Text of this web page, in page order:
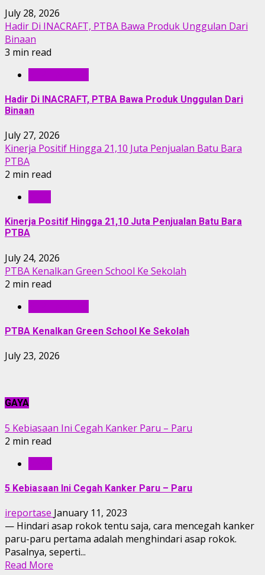
July 28, 2026
Hadir Di INACRAFT, PTBA Bawa Produk Unggulan Dari
Binaan
3 min read
Hadir Di INACRAFT, PTBA Bawa Produk Unggulan Dari
Binaan
July 27, 2026
Kinerja Positif Hingga 21,10 Juta Penjualan Batu Bara
PTBA
2 min read
Kinerja Positif Hingga 21,10 Juta Penjualan Batu Bara
PTBA
July 24, 2026
PTBA Kenalkan Green School Ke Sekolah
2 min read
PTBA Kenalkan Green School Ke Sekolah
July 23, 2026
GAYA
5 Kebiasaan Ini Cegah Kanker Paru – Paru
2 min read
5 Kebiasaan Ini Cegah Kanker Paru – Paru
ireportase January 11, 2023
— Hindari asap rokok tentu saja, cara mencegah kanker
paru-paru pertama adalah menghindari asap rokok.
Pasalnya, seperti...
Read More